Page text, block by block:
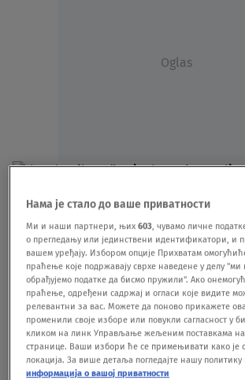
Oglas
"Važno je da svako uradi
pomoći u kampanji za
POLITIKA24.07.
Vučić: U septembru imam
predsedničke obaveze,
sve vreme, bez funkcije
POLITIKA18.07.
Vučić deli pare i
fotelju premijera: Sad mu
odgovor studenata.
kampanja
Нама је стало до ваше приватности
Ми и наши партнери, њих603, чувамо личне
о прегледању или јединствени идентификатори, и
вашем уређају. Избором опције Прихватам
праћење које подржавају сврхе наведене у делу
обрађујемо податке да бисмо пружили". Ако
праћење, одређени садржај и огласи које видите
релевантни за вас. Можете да поново прикажете
променили своје изборе или повукли сагласност у
кликом на линк Управљање жељеним поставкама на
странице. Ваши избори ће се примењивати како је
локација. За више детаља погледајте нашу политику
информација о вашој приватности